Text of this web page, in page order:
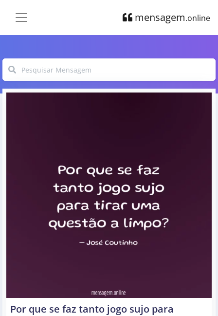
mensagem.online
Por que se faz tanto jogo sujo para